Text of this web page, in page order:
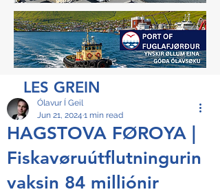
LES GREIN
HAGSTOVA FØROYA |
Fiskavøruútflutningurin
vaksin 84 milliónir
Ólavur Í Geil
Jun 21, 2024 1 min read